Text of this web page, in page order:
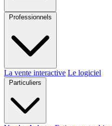
Professionnels
La vente interactive Le logiciel
Particuliers